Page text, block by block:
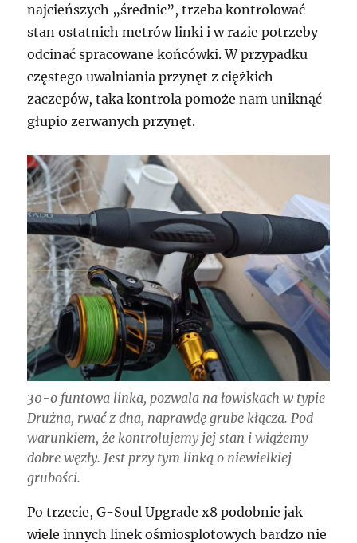
najcieńszych „średnic”, trzeba kontrolować
stan ostatnich metrów linki i w razie potrzeby
odcinać spracowane końcówki. W przypadku
częstego uwalniania przynęt z ciężkich
zaczepów, taka kontrola pomoże nam uniknąć
głupio zerwanych przynęt.
30-o funtowa linka, pozwala na łowiskach w typie
Drużna, rwać z dna, naprawdę grube kłącza. Pod
warunkiem, że kontrolujemy jej stan i wiążemy
dobre węzły. Jest przy tym linką o niewielkiej
grubości.
Po trzecie, G-Soul Upgrade x8 podobnie jak
wiele innych linek ośmiosplotowych bardzo nie